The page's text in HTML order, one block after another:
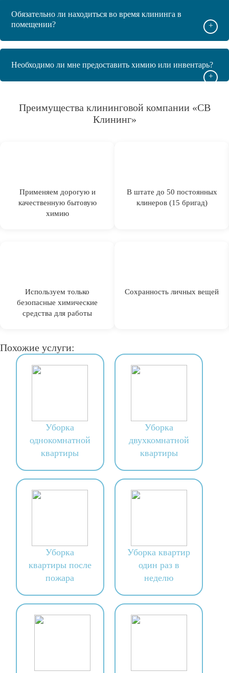
Обязательно ли находиться во время клининга в
помещении?
+
Необходимо ли мне предоставить химию или инвентарь?
+
Преимущества клининговой компании «СВ
Клининг»
Применяем дорогую и
качественную бытовую
химию
В штате до 50 постоянных
клинеров (15 бригад)
Используем только
безопасные химические
средства для работы
Сохранность личных вещей
Похожие услуги:
Уборка
однокомнатной
квартиры
Уборка
двухкомнатной
квартиры
Уборка
квартиры после
пожара
Уборка квартир
один раз в
неделю